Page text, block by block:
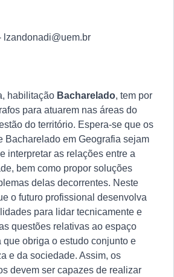
lzandonadi@uem.br
habilitação Bacharelado, tem por
para atuarem nas áreas do
do território. Espera-se que os
Bacharelado em Geografia sejam
interpretar as relações entre a
bem como propor soluções
delas decorrentes. Neste
o futuro profissional desenvolva
para lidar tecnicamente e
questões relativas ao espaço
obriga o estudo conjunto e
e da sociedade. Assim, os
devem ser capazes de realizar